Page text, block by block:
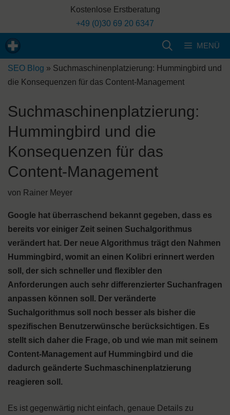
Kostenlose Erstberatung
+49 (0)30 69 20 6347
MENÜ
SEO Blog » Suchmaschinenplatzierung: Hummingbird und
die Konsequenzen für das Content-Management
Suchmaschinenplatzierung:
Hummingbird und die
Konsequenzen für das
Content-Management
von Rainer Meyer
Google hat überraschend bekannt gegeben, dass es
bereits vor einiger Zeit seinen Suchalgorithmus
verändert hat. Der neue Algorithmus trägt den Nahmen
Hummingbird, womit an einen Kolibri erinnert werden
soll, der sich schneller und flexibler den
Anforderungen auch sehr differenzierter Suchanfragen
anpassen können soll. Der veränderte
Suchalgorithmus soll noch besser als bisher die
spezifischen Benutzerwünsche berücksichtigen. Es
stellt sich daher die Frage, ob und wie man mit seinem
Content-Management auf Hummingbird und die
dadurch geänderte Suchmaschinenplatzierung
reagieren soll.
Es ist gegenwärtig nicht einfach, genaue Details zu